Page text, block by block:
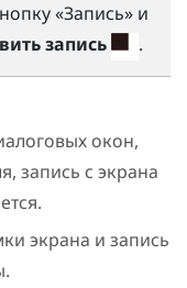
«Запись» и
запись .
окон,
запись с экрана
экрана и запись